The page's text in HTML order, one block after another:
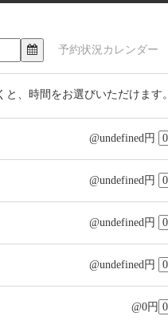
予約状況カレンダー
、時間をお選びいただけます。
@undefined円
@undefined円
@undefined円
@undefined円
@0円